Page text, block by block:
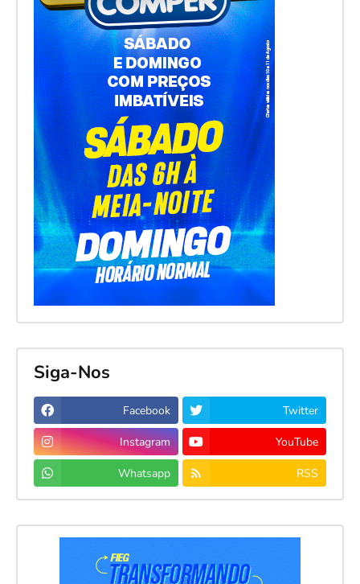
Siga-Nos
Facebook Twitter
Instagram YouTube
Whatsapp RSS